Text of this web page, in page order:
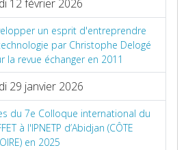
12 février 2026
un esprit d'entreprendre
par Christophe Delogé
la revue échanger en 2011
29 janvier 2026
du 7e Colloque international du
à l'IPNETP d’Abidjan (CÔTE
en 2025